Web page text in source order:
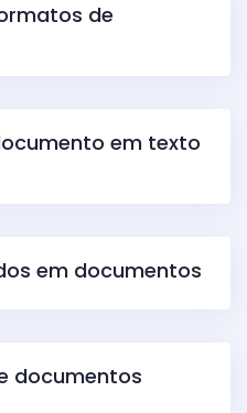
de
ocumento em texto
em documentos
documentos